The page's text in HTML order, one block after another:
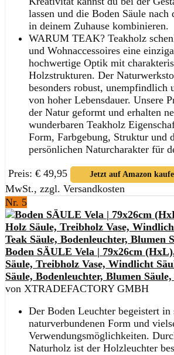
lassen und die Boden Säule nach
in deinem Zuhause kombinieren.
WARUM TEAK? Teakholz
und Wohnaccessoires eine
hochwertige Optik mit
Holzstrukturen. Der
besonders robust, unempfindlich
von hoher Lebensdauer. Unsere
der Natur geformt und erhalten
wunderbaren Teakholz
Form, Farbgebung, Struktur und
persönlichen Naturcharakter für
Preis: € 49,95 Jetzt auf Amazon
MwSt., zzgl. Versandkosten
Nr. 5
Boden SÄULE Vela | 79x26cm
Säule, Treibholz Vase, Windlicht
Säule, Bodenleuchter, Blumen
von XTRADEFACTORY GMBH
Der Boden Leuchter begeistert in
naturverbundenen Form und
Verwendungsmöglichkeiten.
Naturholz ist der Holzleuchter